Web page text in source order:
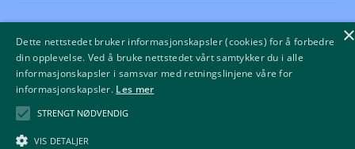
Cookies
Tilgjengelighetserklæring
×
Dette nettstedet bruker informasjonskapsler (cookies) for å forbedre
din opplevelse. Ved å bruke nettstedet vårt samtykker du i alle
informasjonskapsler i samsvar med retningslinjene våre for
informasjonskapsler. Les mer
STRENGT NØDVENDIG
VIS DETALJER